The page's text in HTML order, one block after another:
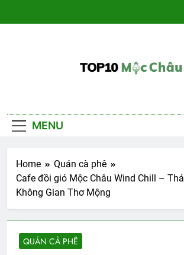
MENU
Home
Quán cà phê
Cafe đồi gió Mộc Châu Wind Chill –
Không Gian Thơ Mộng
QUÁN CÀ PHÊ